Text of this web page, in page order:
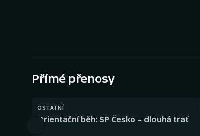
Gymnastika
Přímé přenosy
OSTATNÍ
Orientační běh: SP Česko – dlouhá trať